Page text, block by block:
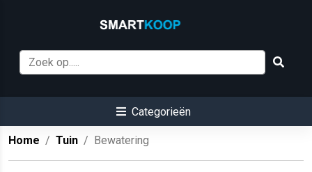
Categorieën
Home Tuin Bewatering